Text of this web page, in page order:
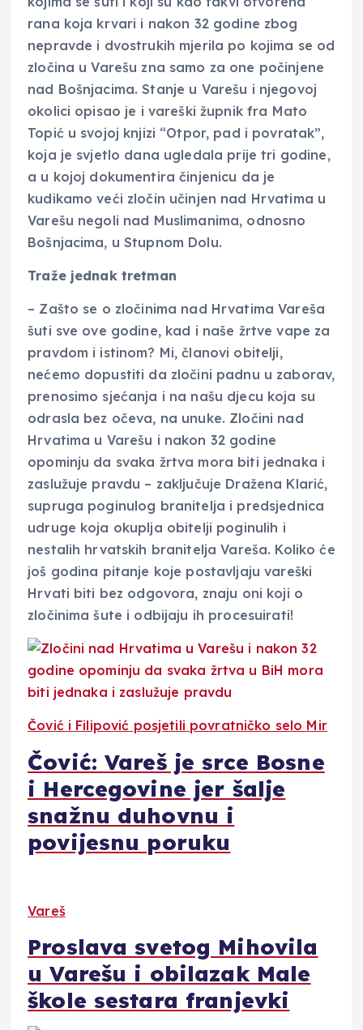
rana koja krvari i nakon 32 godine zbog
nepravde i dvostrukih mjerila po kojima se od
zločina u Varešu zna samo za one počinjene
nad Bošnjacima. Stanje u Varešu i njegovoj
okolici opisao je i vareški župnik fra Mato
Topić u svojoj knjizi “Otpor, pad i povratak”,
koja je svjetlo dana ugledala prije tri godine,
a u kojoj dokumentira činjenicu da je
kudikamo veći zločin učinjen nad Hrvatima u
Varešu negoli nad Muslimanima, odnosno
Bošnjacima, u Stupnom Dolu.
Traže jednak tretman
– Zašto se o zločinima nad Hrvatima Vareša
šuti sve ove godine, kad i naše žrtve vape za
pravdom i istinom? Mi, članovi obitelji,
nećemo dopustiti da zločini padnu u zaborav,
prenosimo sjećanja i na našu djecu koja su
odrasla bez očeva, na unuke. Zločini nad
Hrvatima u Varešu i nakon 32 godine
opominju da svaka žrtva mora biti jednaka i
zaslužuje pravdu – zaključuje Dražena Klarić,
supruga poginulog branitelja i predsjednica
udruge koja okuplja obitelji poginulih i
nestalih hrvatskih branitelja Vareša. Koliko će
još godina pitanje koje postavljaju vareški
Hrvati biti bez odgovora, znaju oni koji o
zločinima šute i odbijaju ih procesuirati!
Čović i Filipović posjetili povratničko selo Mir
Čović: Vareš je srce Bosne
i Hercegovine jer šalje
snažnu duhovnu i
povijesnu poruku
Vareš
Proslava svetog Mihovila
u Varešu i obilazak Male
škole sestara franjevki